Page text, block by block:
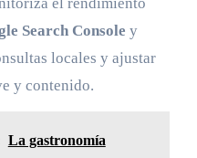
el rendimiento
Search Console y
locales y ajustar
y contenido.
La gastronomía